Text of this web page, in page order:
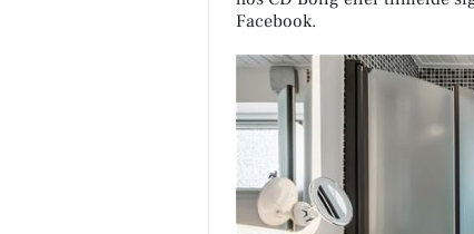
Facebook.